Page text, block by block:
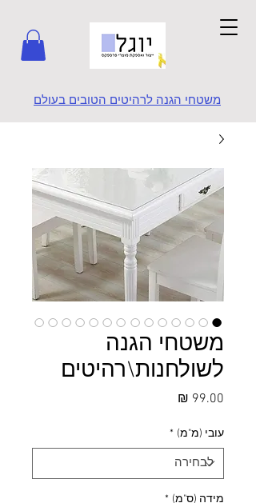
משטחי הגנה לרהיטים הטובים בעולם
משטחי הגנה
לשולחנות\רהיטים
עובי (מ"מ) *
מידה (ס"מ) *